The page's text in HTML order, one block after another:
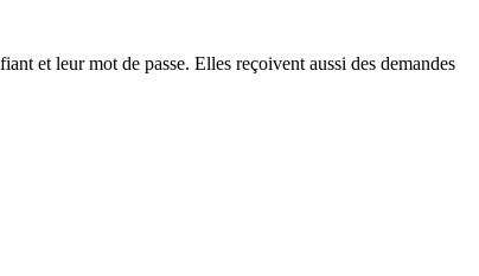
et leur mot de passe. Elles reçoivent aussi des demandes